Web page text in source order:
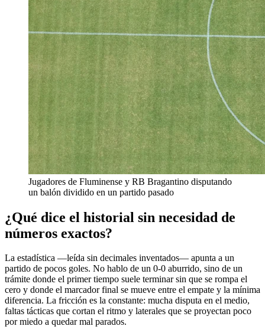
Jugadores de Fluminense y RB Bragantino disputando
un balón dividido en un partido pasado
¿Qué dice el historial sin necesidad de
números exactos?
La estadística —leída sin decimales inventados— apunta a un
partido de pocos goles. No hablo de un 0-0 aburrido, sino de un
trámite donde el primer tiempo suele terminar sin que se rompa el
cero y donde el marcador final se mueve entre el empate y la mínima
diferencia. La fricción es la constante: mucha disputa en el medio,
faltas tácticas que cortan el ritmo y laterales que se proyectan poco
por miedo a quedar mal parados.